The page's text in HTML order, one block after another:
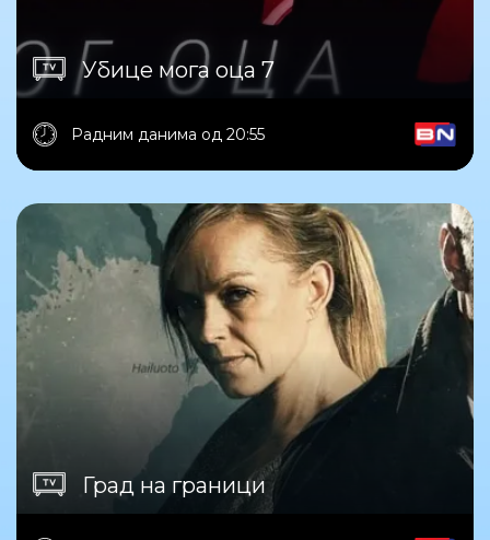
Убице мога оца 7
Радним данима од 20:55
Град на граници